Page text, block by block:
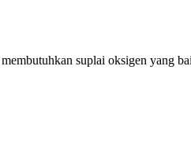
suplai oksigen yang